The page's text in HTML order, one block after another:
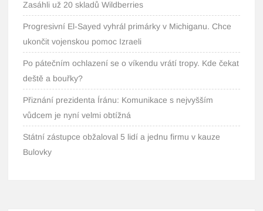
Zasáhli už 20 skladů Wildberries
Progresivní El-Sayed vyhrál primárky v Michiganu. Chce
ukončit vojenskou pomoc Izraeli
Po pátečním ochlazení se o víkendu vrátí tropy. Kde čekat
deště a bouřky?
Přiznání prezidenta Íránu: Komunikace s nejvyšším
vůdcem je nyní velmi obtížná
Státní zástupce obžaloval 5 lidí a jednu firmu v kauze
Bulovky